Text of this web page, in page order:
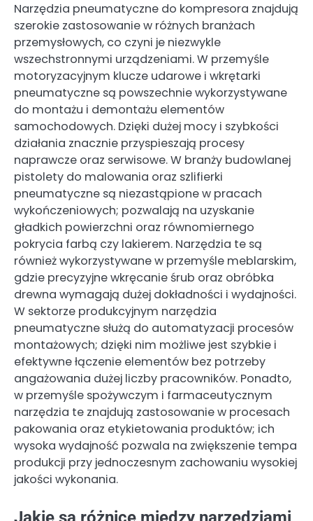
Narzędzia pneumatyczne do kompresora znajdują
szerokie zastosowanie w różnych branżach
przemysłowych, co czyni je niezwykle
wszechstronnymi urządzeniami. W przemyśle
motoryzacyjnym klucze udarowe i wkrętarki
pneumatyczne są powszechnie wykorzystywane
do montażu i demontażu elementów
samochodowych. Dzięki dużej mocy i szybkości
działania znacznie przyspieszają procesy
naprawcze oraz serwisowe. W branży budowlanej
pistolety do malowania oraz szlifierki
pneumatyczne są niezastąpione w pracach
wykończeniowych; pozwalają na uzyskanie
gładkich powierzchni oraz równomiernego
pokrycia farbą czy lakierem. Narzędzia te są
również wykorzystywane w przemyśle meblarskim,
gdzie precyzyjne wkręcanie śrub oraz obróbka
drewna wymagają dużej dokładności i wydajności.
W sektorze produkcyjnym narzędzia
pneumatyczne służą do automatyzacji procesów
montażowych; dzięki nim możliwe jest szybkie i
efektywne łączenie elementów bez potrzeby
angażowania dużej liczby pracowników. Ponadto,
w przemyśle spożywczym i farmaceutycznym
narzędzia te znajdują zastosowanie w procesach
pakowania oraz etykietowania produktów; ich
wysoka wydajność pozwala na zwiększenie tempa
produkcji przy jednoczesnym zachowaniu wysokiej
jakości wykonania.